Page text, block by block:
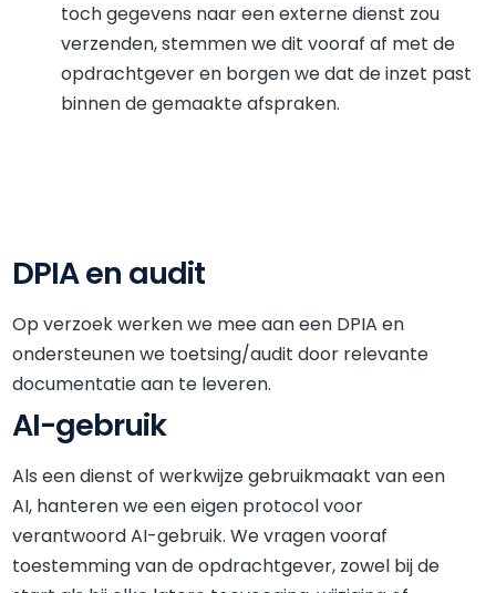
toch gegevens naar een externe dienst zou
verzenden, stemmen we dit vooraf af met de
opdrachtgever en borgen we dat de inzet past
binnen de gemaakte afspraken.
DPIA en audit
Op verzoek werken we mee aan een DPIA en
ondersteunen we toetsing/audit door relevante
documentatie aan te leveren.
AI-gebruik
Als een dienst of werkwijze gebruikmaakt van een
AI, hanteren we een eigen protocol voor
verantwoord AI-gebruik. We vragen vooraf
toestemming van de opdrachtgever, zowel bij de